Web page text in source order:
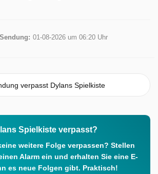
01-08-2026 um 06:20 Uhr
verpasst Dylans Spielkiste
Spielkiste verpasst?
weitere Folge verpassen? Stellen
Alarm ein und erhalten Sie eine E-
es neue Folgen gibt. Praktisch!